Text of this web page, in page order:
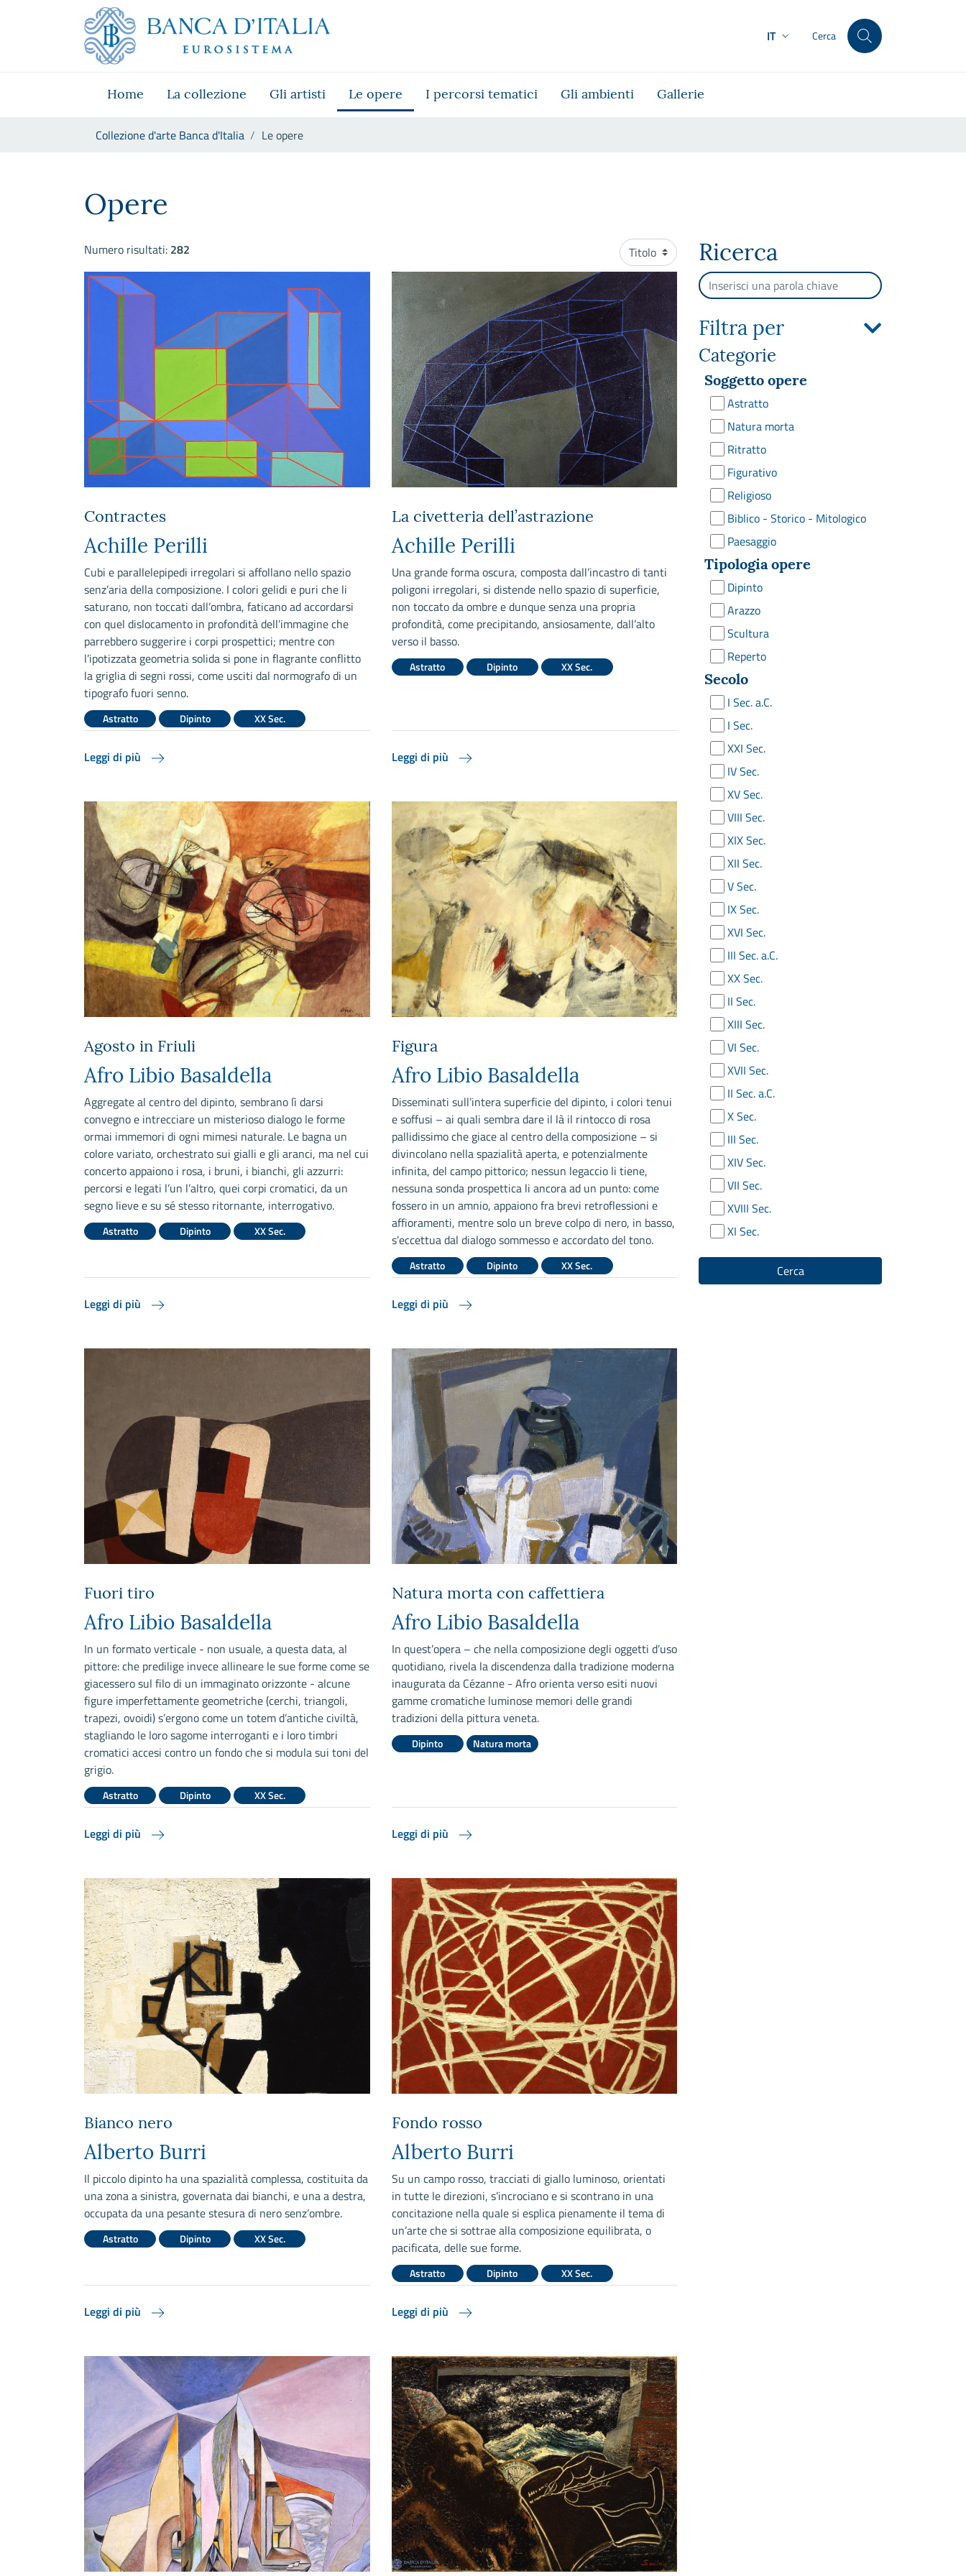
Skip to Main Content
Vai al sito istituzionale
Vai al menu di navigazione
Vai alla ricerca
Vai ai contenuti
IT Cerca
Home La collezione Gli artisti Le opere I percorsi tematici Gli ambienti Gallerie
Collezione d'arte Banca d'Italia Le opere
Opere
Numero risultati: 282 Ordinamento
Contractes
Achille Perilli
Cubi e parallelepipedi irregolari si affollano nello spazio
senz’aria della composizione. I colori gelidi e puri che li
saturano, non toccati dall’ombra, faticano ad accordarsi
con quel dislocamento in profondità dell’immagine che
parrebbero suggerire i corpi prospettici; mentre con
l’ipotizzata geometria solida si pone in flagrante conflitto
la griglia di segni rossi, come usciti dal normografo di un
tipografo fuori senno.
Astratto Dipinto XX Sec.
Leggi di più
La civetteria dell’astrazione
Achille Perilli
Una grande forma oscura, composta dall’incastro di tanti
poligoni irregolari, si distende nello spazio di superficie,
non toccato da ombre e dunque senza una propria
profondità, come precipitando, ansiosamente, dall’alto
verso il basso.
Astratto Dipinto XX Sec.
Leggi di più
Agosto in Friuli
Afro Libio Basaldella
Aggregate al centro del dipinto, sembrano lì darsi
convegno e intrecciare un misterioso dialogo le forme
ormai immemori di ogni mimesi naturale. Le bagna un
colore variato, orchestrato sui gialli e gli aranci, ma nel cui
concerto appaiono i rosa, i bruni, i bianchi, gli azzurri:
percorsi e legati l’un l’altro, quei corpi cromatici, da un
segno lieve e su sé stesso ritornante, interrogativo.
Astratto Dipinto XX Sec.
Leggi di più
Figura
Afro Libio Basaldella
Disseminati sull’intera superficie del dipinto, i colori tenui
e soffusi – ai quali sembra dare il là il rintocco di rosa
pallidissimo che giace al centro della composizione – si
divincolano nella spazialità aperta, e potenzialmente
infinita, del campo pittorico; nessun legaccio li tiene,
nessuna sonda prospettica li ancora ad un punto: come
fossero in un amnio, appaiono fra brevi retroflessioni e
affioramenti, mentre solo un breve colpo di nero, in basso,
s’eccettua dal dialogo sommesso e accordato del tono.
Astratto Dipinto XX Sec.
Leggi di più
Fuori tiro
Afro Libio Basaldella
In un formato verticale - non usuale, a questa data, al
pittore: che predilige invece allineare le sue forme come se
giacessero sul filo di un immaginato orizzonte - alcune
figure imperfettamente geometriche (cerchi, triangoli,
trapezi, ovoidi) s’ergono come un totem d’antiche civiltà,
stagliando le loro sagome interroganti e i loro timbri
cromatici accesi contro un fondo che si modula sui toni del
grigio.
Astratto Dipinto XX Sec.
Leggi di più
Natura morta con caffettiera
Afro Libio Basaldella
In quest’opera – che nella composizione degli oggetti d’uso
quotidiano, rivela la discendenza dalla tradizione moderna
inaugurata da Cézanne - Afro orienta verso esiti nuovi
gamme cromatiche luminose memori delle grandi
tradizioni della pittura veneta.
Dipinto Natura morta
Leggi di più
Bianco nero
Alberto Burri
Il piccolo dipinto ha una spazialità complessa, costituita da
una zona a sinistra, governata dai bianchi, e una a destra,
occupata da una pesante stesura di nero senz’ombre.
Astratto Dipinto XX Sec.
Leggi di più
Fondo rosso
Alberto Burri
Su un campo rosso, tracciati di giallo luminoso, orientati
in tutte le direzioni, s’incrociano e si scontrano in una
concitazione nella quale si esplica pienamente il tema di
un’arte che si sottrae alla composizione equilibrata, o
pacificata, delle sue forme.
Astratto Dipinto XX Sec.
Leggi di più
Ricerca
Cerca per testo
Filtra per
Categorie
Soggetto opere
Astratto
Natura morta
Ritratto
Figurativo
Religioso
Biblico - Storico - Mitologico
Paesaggio
Tipologia opere
Dipinto
Arazzo
Scultura
Reperto
Secolo
I Sec. a.C.
I Sec.
XXI Sec.
IV Sec.
XV Sec.
VIII Sec.
XIX Sec.
XII Sec.
V Sec.
IX Sec.
XVI Sec.
III Sec. a.C.
XX Sec.
II Sec.
XIII Sec.
VI Sec.
XVII Sec.
II Sec. a.C.
X Sec.
III Sec.
XIV Sec.
VII Sec.
XVIII Sec.
XI Sec.
Cerca